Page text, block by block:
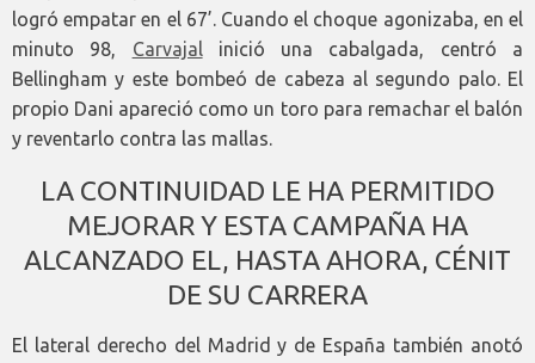
logró empatar en el 67’. Cuando el choque agonizaba, en el
minuto 98, Carvajalinició una cabalgada, centró a
Bellingham y este bombeó de cabeza al segundo palo. El
propio Dani apareció como un toro para remachar el balón
y reventarlo contra las mallas.
LA CONTINUIDAD LE HA PERMITIDO
MEJORAR Y ESTA CAMPAÑA HA
ALCANZADO EL, HASTA AHORA, CÉNIT
DE SU CARRERA
El lateral derecho del Madrid y de España también anotó